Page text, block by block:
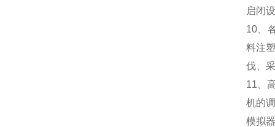
启闭
10、
料注
伐、
11、
机的
模拟